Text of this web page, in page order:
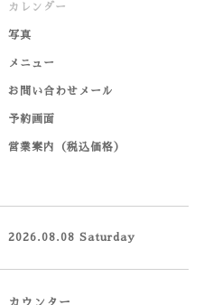
カレンダー
写真
メニュー
お問い合わせメール
予約画面
営業案内（税込価格）
2026.08.08 Saturday